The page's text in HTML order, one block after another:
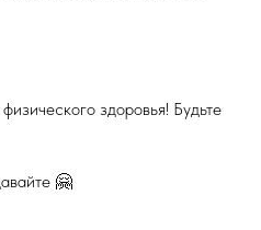
здоровья! Будьте
🤗